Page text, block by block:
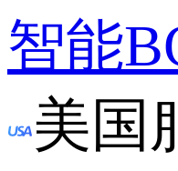
智能
美国